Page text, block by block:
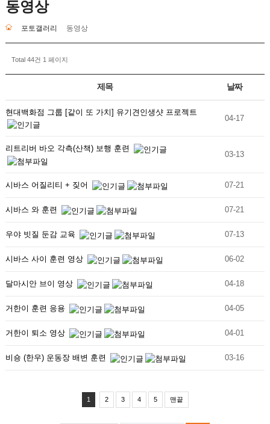
동영상
포토갤러리 동영상
Total 44건 1 페이지
제목 날짜
현대백화점 그룹 [같이 또 가치] 유기견인생샷 프로젝트
04-17
리트리버 바오 각측(산책) 보행 훈련
03-13
시바스 어질리티 + 짖어 07-21
시바스 와 훈련 07-21
우야 빗질 둔감 교육 07-13
시바스 사이 훈련 영상 06-02
달마시안 브이 영상 04-18
거한이 훈련 응용 04-05
거한이 퇴소 영상 04-01
비숑 (한우) 운동장 배변 훈련 03-16
1 2 3 4 5 맨끝